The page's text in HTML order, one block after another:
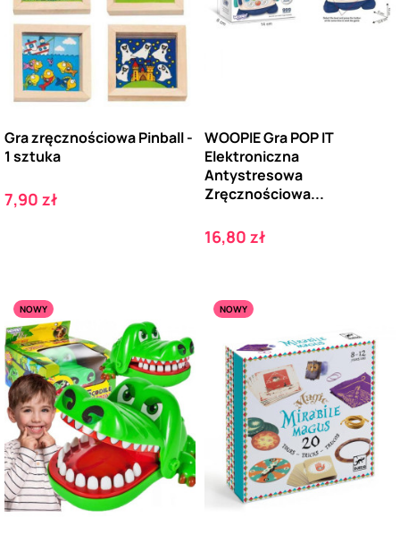
Gra zręcznościowa Pinball -
1 sztuka
Cena
7,90 zł
WOOPIE Gra POP IT
Elektroniczna
Antystresowa
Zręcznościowa...
Cena
16,80 zł
NOWY NOWY